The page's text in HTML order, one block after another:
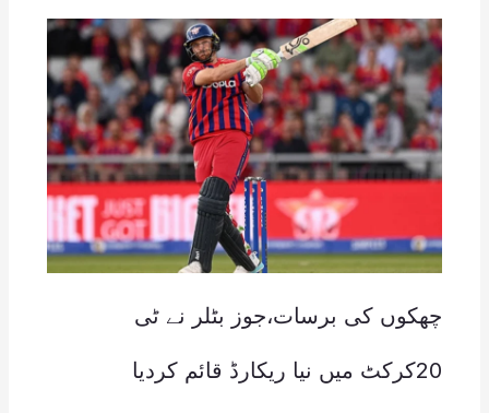
چھکوں کی برسات،جوز بٹلر نے ٹی
20کرکٹ میں نیا ریکارڈ قائم کردیا